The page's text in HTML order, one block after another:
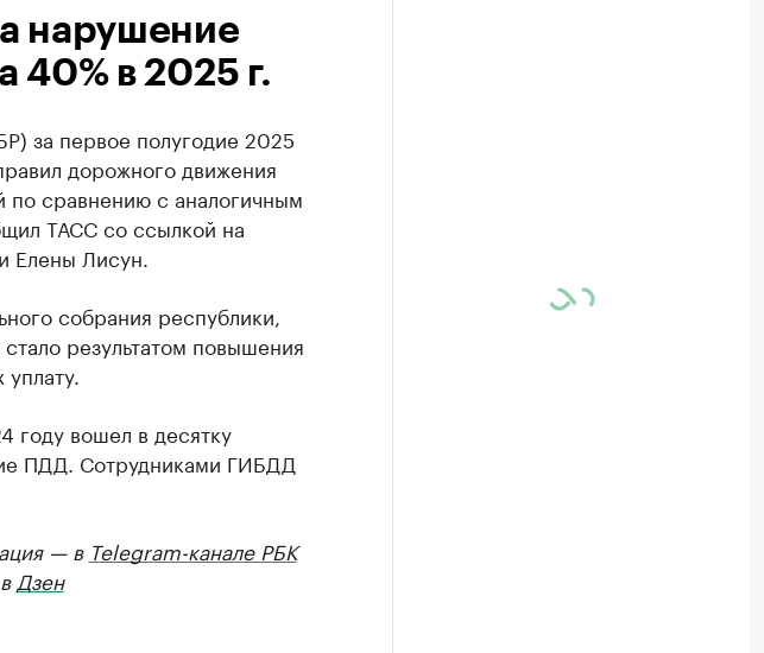
нарушение
40% в 2025 г.
за первое полугодие 2025
дорожного движения
по сравнению с аналогичным
ТАСС со ссылкой на
Елены Лисун.
собрания республики,
результатом повышения
году вошел в десятку
ПДД. Сотрудниками ГИБДД
— в Telegram-канале РБК
Дзен